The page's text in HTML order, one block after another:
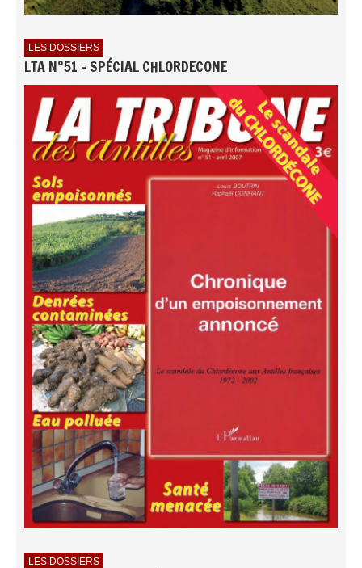
LES DOSSIERS
LTA N°51 - SPÉCIAL CHLORDECONE
LES DOSSIERS